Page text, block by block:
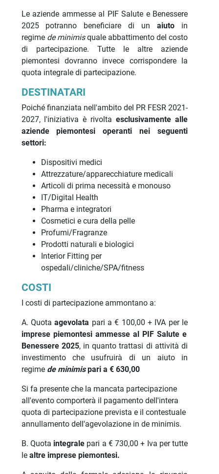
Le aziende ammesse al PIF Salute e Benessere
2025 potranno beneficiare di unaiuto in
regime de minimisquale abbattimento del costo
di partecipazione. Tutte le altre aziende
piemontesi dovranno invece corrispondere la
quota integrale di partecipazione.
DESTINATARI
Poiché finanziata nell'ambito del PR FESR 2021-
2027, l'iniziativa è rivoltaesclusivamente alle
aziende piemontesi operanti nei seguenti
settori:
Dispositivi medici
Attrezzature/apparecchiature medicali
Articoli di prima necessità e monouso
IT/Digital Health
Pharma e integratori
Cosmetici e cura della pelle
Profumi/Fragranze
Prodotti naturali e biologici
Interior Fitting per
ospedali/cliniche/SPA/fitness
COSTI
I costi di partecipazione ammontano a:
A. Quotaagevolata pari a € 100,00 + IVA per le
imprese piemontesi ammesse al PIF Salute e
Benessere 2025, in quanto trattasi di attività di
investimento che usufruirà di un aiuto in
regime de minimispari a € 630,00
Si fa presente che la mancata partecipazione
all'evento comporterà il pagamento dell'intera
quota di partecipazione prevista e il contestuale
annullamento dell'agevolazione in de minimis.
B. Quota integrale pari a € 730,00 + Iva per tutte
le altre imprese piemontesi.